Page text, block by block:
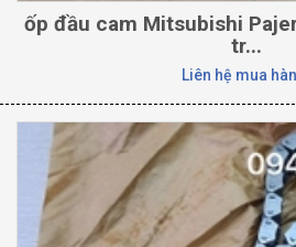
ốp đầu cam ‎Mitsubishi
tr...
Liên hệ mua